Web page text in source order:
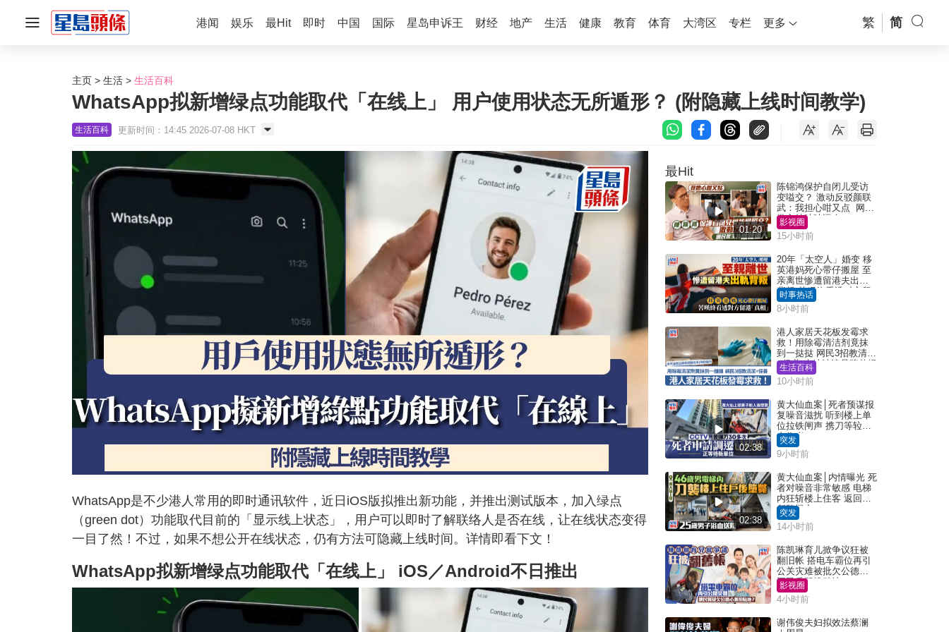
港闻 娱乐 最Hit 即时 中国 国际 星岛申诉王 财经 地产 生活 健康 教育 体育 大湾区 专栏 更多 繁 简
主页 生活 生活百科
WhatsApp拟新增绿点功能取代「在线上」 用户使用状态无所遁形？ (附隐藏上线时间教学)
生活百科 更新时间：14:45 2026-07-08 HKT
WhatsApp是不少港人常用的即时通讯软件，近日iOS版拟推出新功能，并推出测试版本，加入绿点
（green dot）功能取代目前的「显示线上状态」，用户可以即时了解联络人是否在线，让在线状态变得
一目了然！不过，如果不想公开在线状态，仍有方法可隐藏上线时间。详情即看下文！
WhatsApp拟新增绿点功能取代「在线上」 iOS／Android不日推出
最Hit
01:20
陈锦鸿保护自闭儿受访
变嗌交？ 激动反驳颜联
武：我担心咁又点 网民
批主持咄咄逼人
影视圈
15小时前
20年「太空人」婚变 移
英港妈死心带仔搬屋 至
亲离世惨遭留港夫出轨
背叛 苦叹终看透对方留
港「真相」｜Juicy叮
时事热话
8小时前
港人家居天花板发霉求
救！用除霉清洁剂竟抹
到一挞挞 网民3招教清洁
+保养 本地油漆品牌曾提
醒勿用1物防变色
生活百科
10小时前
02:38
黄大仙血案│死者预谋报
复噪音滋扰 听到楼上单
位拉铁闸声 携刀等䢂伏
击伤者
突发
9小时前
02:38
黄大仙血案│内情曝光 死
者对噪音非常敏感 电梯
内狂斩楼上住客 返回住
所堕楼亡
突发
14小时前
陈凯琳育儿掀争议狂被
翻旧帐 搭电车霸位再引
公关灾难被批欠公德心
网民质疑扮贴地？
影视圈
4小时前
谢伟俊夫妇拟效法蔡澜